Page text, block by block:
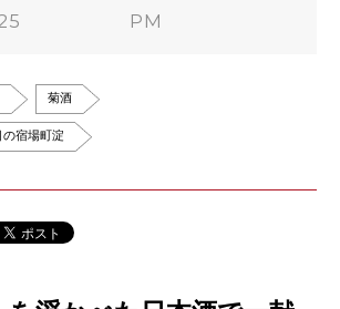
PM
菊酒
宿場町淀